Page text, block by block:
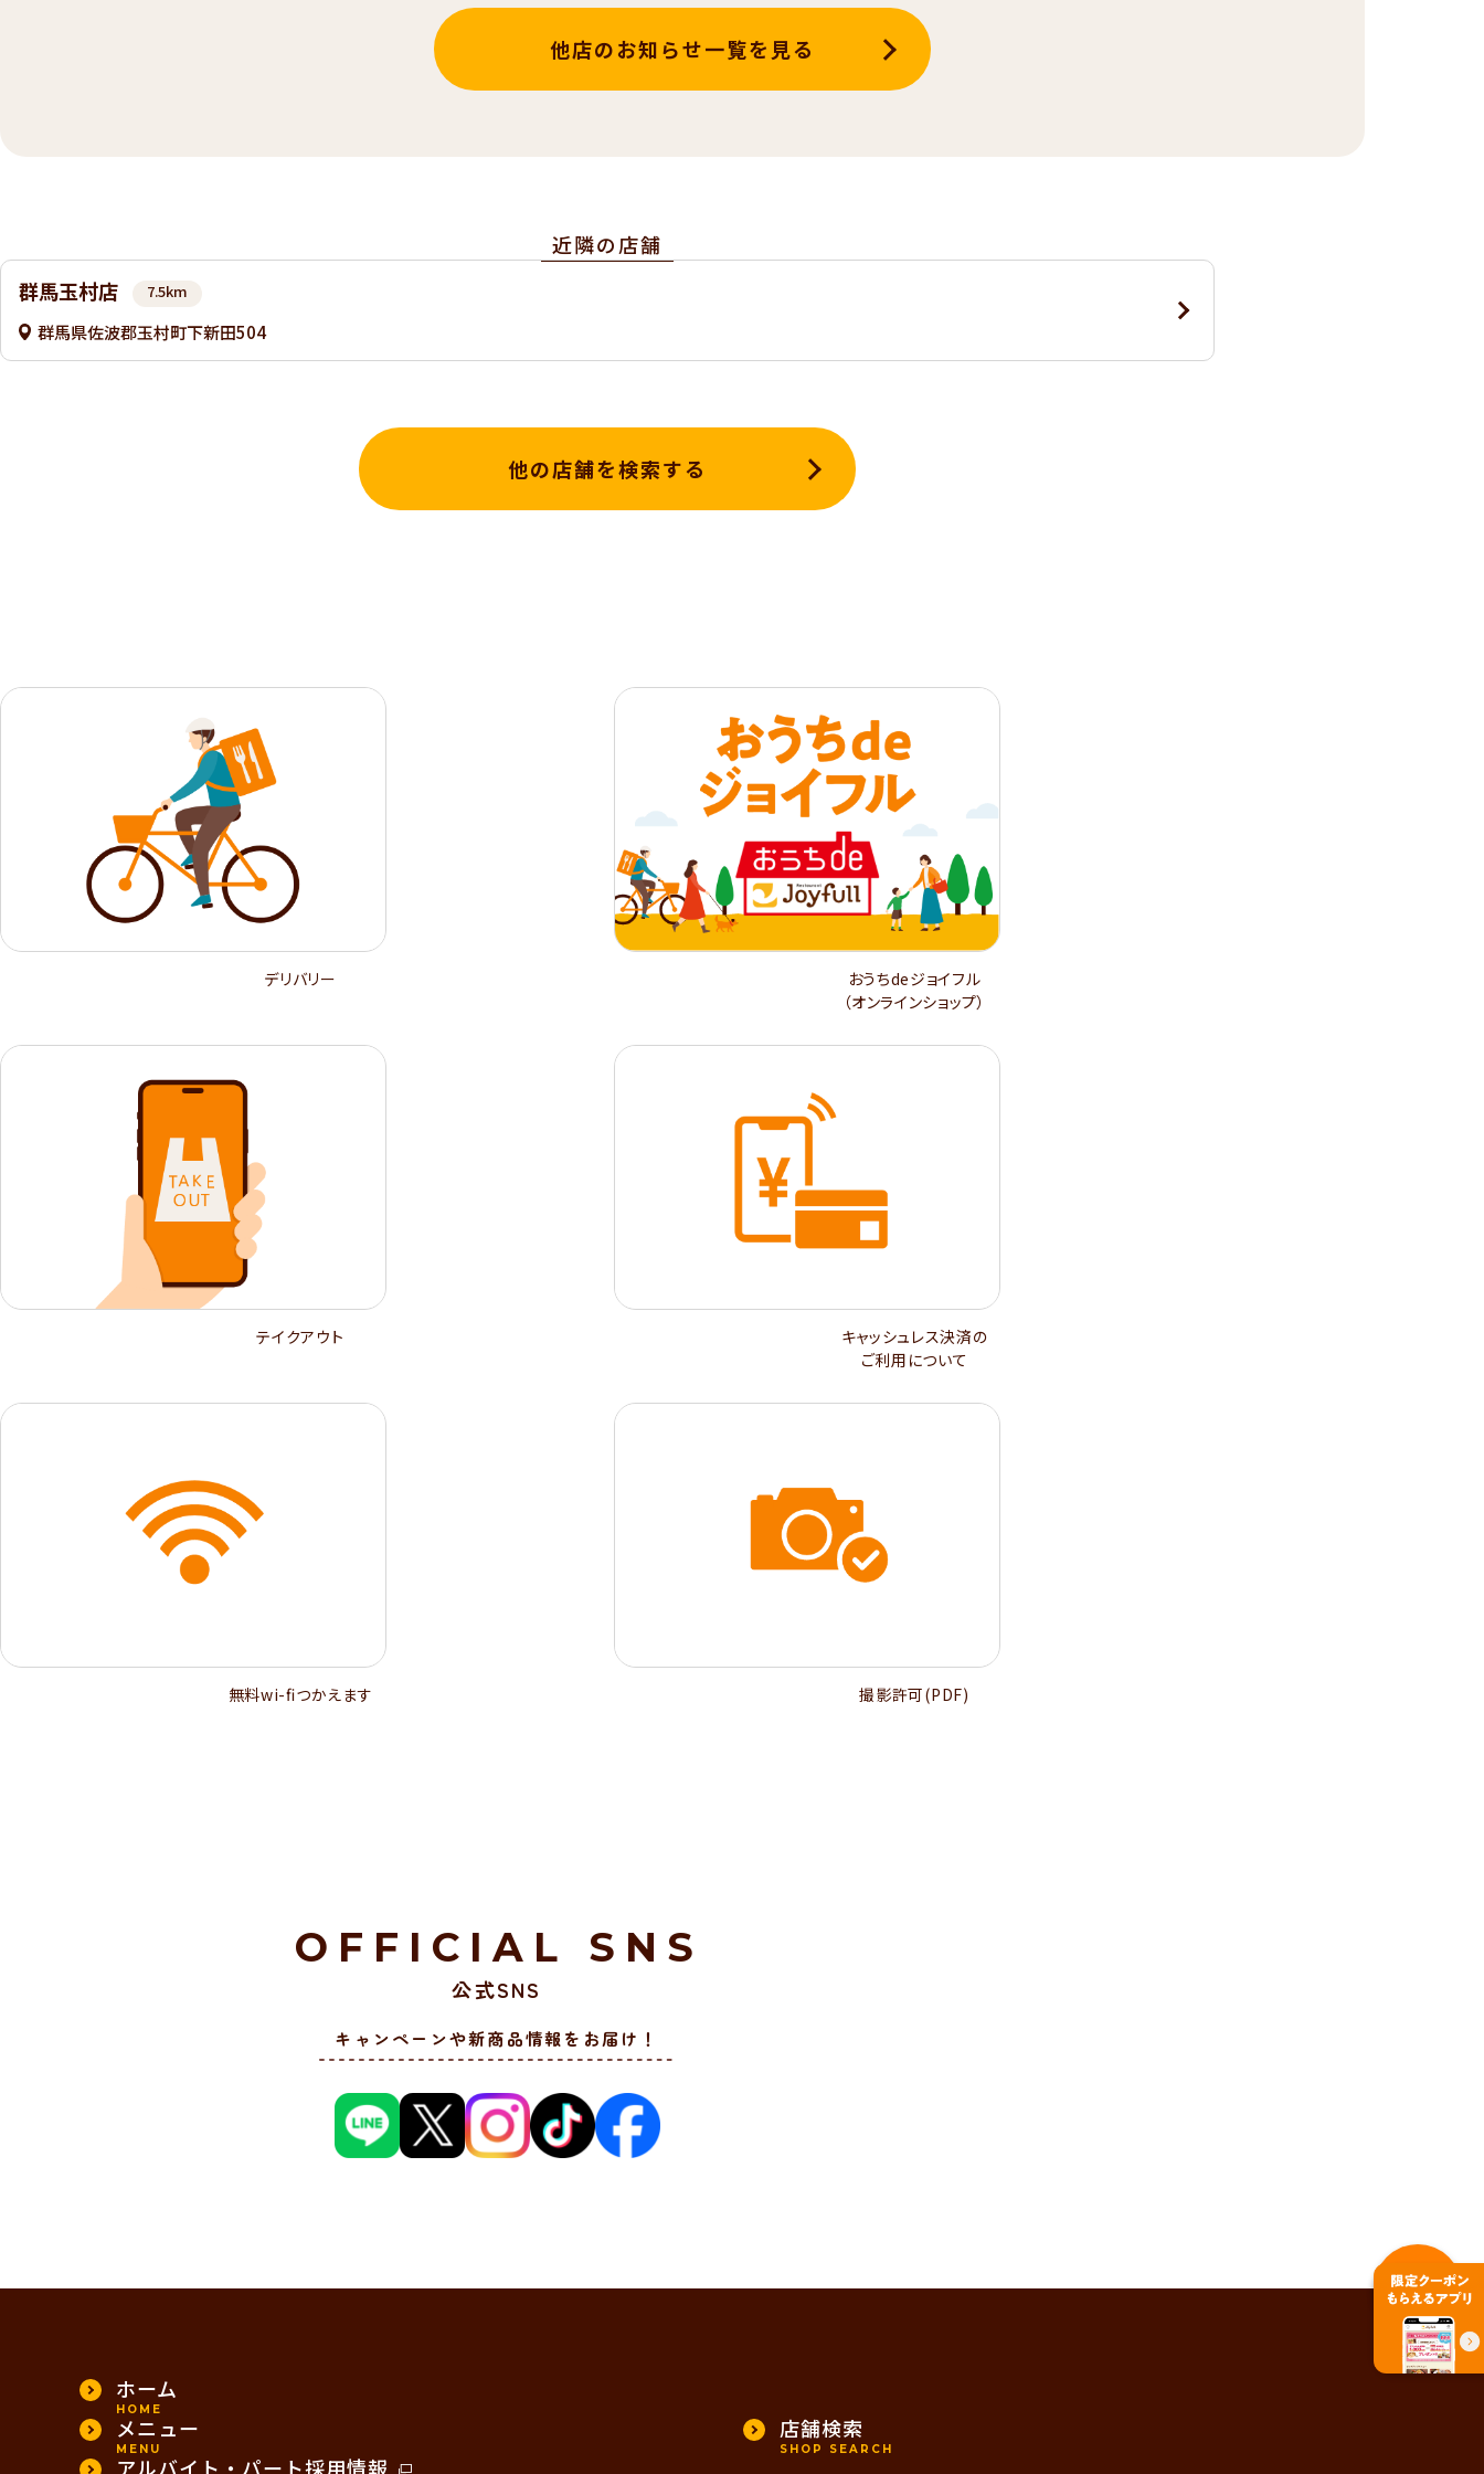
他店のお知らせ一覧を見る
近隣の店舗
群馬玉村店
7.5km
群馬県佐波郡玉村町下新田504
他の店舗を検索する
デリバリー
おうちdeジョイフル
（オンラインショップ）
テイクアウト
キャッシュレス決済の
ご利用について
無料wi-ﬁつかえます 撮影許可(PDF)
OFFICIAL SNS
公式SNS
キャンペーンや新商品情報をお届け！
PAGE TOP
ホーム
HOME
メニュー
MENU
店舗検索
SHOP SEARCH
アルバイト・パート採用情報